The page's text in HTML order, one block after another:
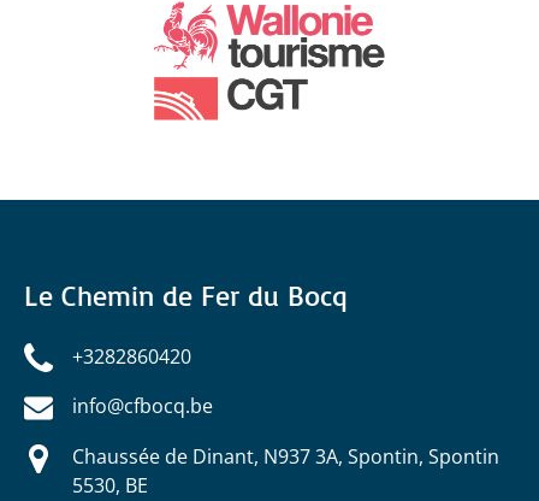
Le Chemin de Fer du Bocq
+3282860420
info@cfbocq.be
Chaussée de Dinant, N937 3A, Spontin, Spontin
5530, BE